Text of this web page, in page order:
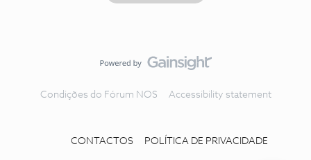
Condições do Fórum NOS Accessibility statement
CONTACTOS POLÍTICA DE PRIVACIDADE